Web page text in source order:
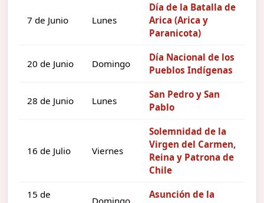
7 de Junio Lunes
Día de la Batalla de
Arica (Arica y
Paranicota)
20 de Junio Domingo
Día Nacional de los
Pueblos Indígenas
28 de Junio Lunes
San Pedro y San
Pablo
16 de Julio Viernes
Solemnidad de la
Virgen del Carmen,
Reina y Patrona de
Chile
15 de
Domingo
Asunción de la